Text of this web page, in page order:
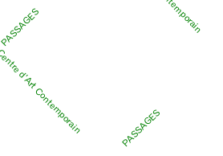
PASSAGES
Centre d’Art Contemporain PASSAGES